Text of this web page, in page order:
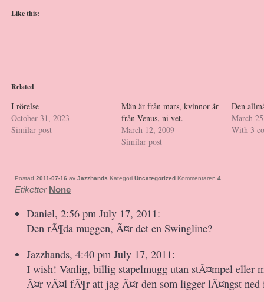
Like this:
Related
I rörelse
October 31, 2023
Similar post
Män är från mars, kvinnor är
från Venus, ni vet.
March 12, 2009
Similar post
Den
March
With 3
Postad 2011-07-16 av Jazzhands Kategori Uncategorized Kommentarer: 4
Etiketter None
Daniel, 2:56 pm July 17, 2011:
Den rÃ¶da muggen, Ã¤r det en Swingline?
Jazzhands, 4:40 pm July 17, 2011:
I wish! Vanlig, billig stapelmugg utan stÃ¤mpel eller
Ã¤r vÃ¤l fÃ¶r att jag Ã¤r den som ligger lÃ¤ngst ned